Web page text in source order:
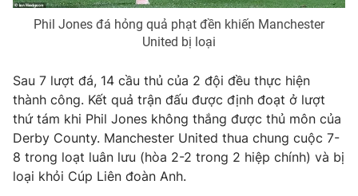
Phil Jones đá hỏng quả phạt đền khiến Manchester
United bị loại
Sau 7 lượt đá, 14 cầu thủ của 2 đội đều thực hiện
thành công. Kết quả trận đấu được định đoạt ở lượt
thứ tám khi Phil Jones không thắng được thủ môn của
Derby County. Manchester United thua chung cuộc 7-
8 trong loạt luân lưu (hòa 2-2 trong 2 hiệp chính) và bị
loại khỏi Cúp Liên đoàn Anh.